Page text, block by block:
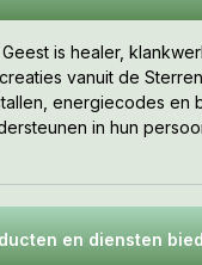
is healer,
vanuit de
energiecodes en
in hun
en diensten